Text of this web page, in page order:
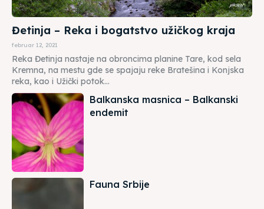
Đetinja – Reka i bogatstvo užičkog kraja
februar 12, 2021
Reka Đetinja nastaje na obroncima planine Tare, kod sela
Kremna, na mestu gde se spajaju reke Bratešina i Konjska
reka, kao i Užički potok...
Balkanska masnica – Balkanski
endemit
Fauna Srbije